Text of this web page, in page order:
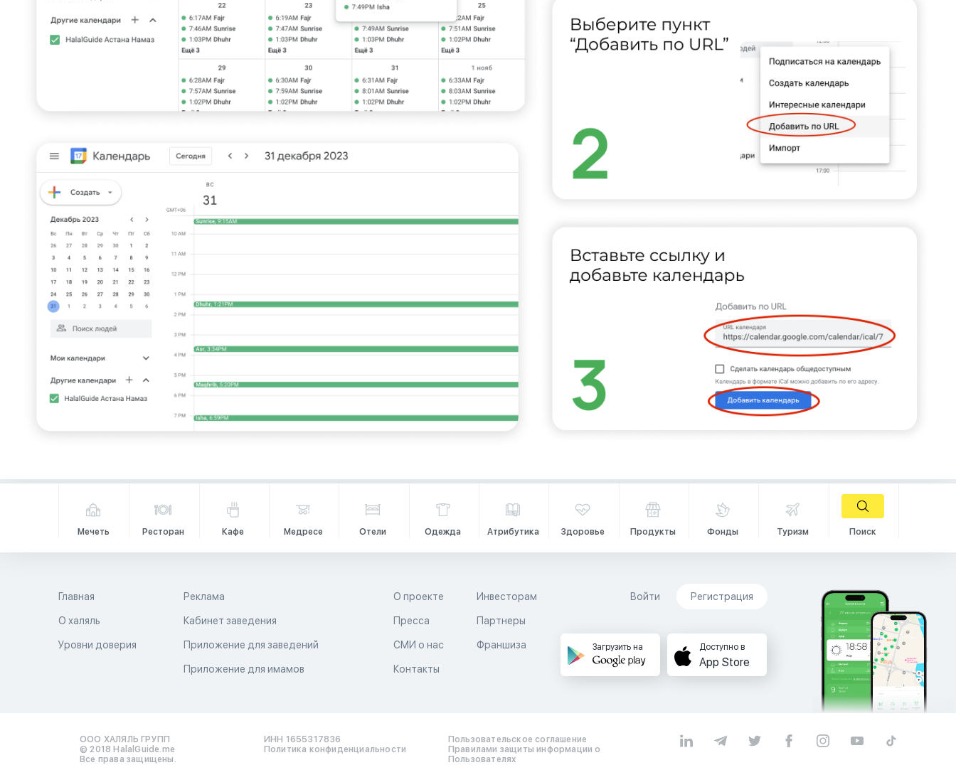
Мечеть Ресторан Кафе Медресе Отели Одежда Атрибутика Здоровье Продукты Фонды Туризм Поиск
Главная
О халяль
Уровни доверия
Реклама
Кабинет заведения
Приложение для заведений
Приложение для имамов
О проекте
Пресса
СМИ о нас
Контакты
Инвесторам
Партнеры
Франшиза
Войти Регистрация
Загрузить на Доступно в
App Store
ООО ХАЛЯЛЬ ГРУПП
© 2018 HalalGuide.me
Все права защищены.
ИНН 1655317836
Политика конфиденциальности
Пользовательское соглашение
Правилами защиты информации о
Пользователях